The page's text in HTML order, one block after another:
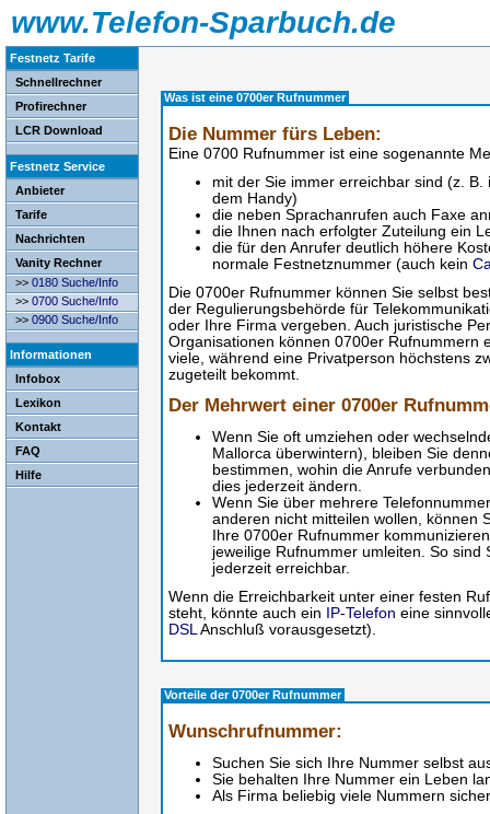
www.Telefon-Sparbuch.de
Festnetz Tarife
Schnellrechner
Profirechner
LCR Download
Festnetz Service
Anbieter
Tarife
Nachrichten
Vanity Rechner
>> 0180 Suche/Info
>> 0700 Suche/Info
>> 0900 Suche/Info
Informationen
Infobox
Lexikon
Kontakt
FAQ
Hilfe
Was ist eine 0700er Rufnummer
Die Nummer fürs Leben:
Eine 0700 Rufnummer ist eine sogenannte
mit der Sie immer erreichbar sind (z.
dem Handy)
die neben Sprachanrufen auch Faxe
die Ihnen nach erfolgter Zuteilung ein
die für den Anrufer deutlich höhere
normale Festnetznummer (auch kein
Die 0700er Rufnummer können Sie selbst
der Regulierungsbehörde für
oder Ihre Firma vergeben. Auch juristische
Organisationen können 0700er Rufnummern
viele, während eine Privatperson höchstens
zugeteilt bekommt.
Der Mehrwert einer 0700er
Wenn Sie oft umziehen oder
Mallorca überwintern), bleiben Sie
bestimmen, wohin die Anrufe
dies jederzeit ändern.
Wenn Sie über mehrere
anderen nicht mitteilen wollen, können
Ihre 0700er Rufnummer
jeweilige Rufnummer umleiten. So sind
jederzeit erreichbar.
Wenn die Erreichbarkeit unter einer festen
steht, könnte auch ein
IP-Telefon eine
DSLAnschluß vorausgesetzt).
Vorteile der 0700er Rufnummer
Wunschrufnummer:
Suchen Sie sich Ihre Nummer selbst
Sie behalten Ihre Nummer ein Leben
Als Firma beliebig viele Nummern